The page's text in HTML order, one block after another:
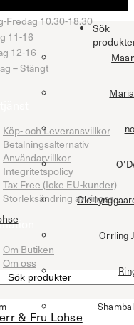
Ole
Orrling
Fredag 10.30-18.30
11-16
12-16
– Stängt
Köp- och Leveransvillkor
Betalningsalternativ
Användarvillkor
Integritetspolicy
Tax Free (Icke EU-kunder)
Storleksändring av ringar
Om Butiken
Om oss
Sök
& Fru Lohse